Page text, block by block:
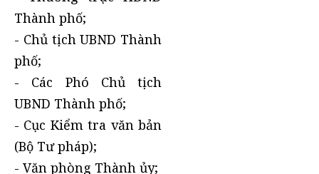
Thành phố;
- Chủ tịch UBND Thành
phố;
- Các Phó Chủ tịch
UBND Thành phố;
- Cục Kiểm tra văn bản
(Bộ Tư pháp);
- Văn phòng Thành ủy;